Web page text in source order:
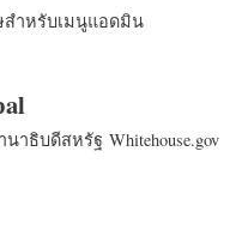
สำหรับเมนูแอดมิน
าธิบดีสหรัฐ Whitehouse.gov